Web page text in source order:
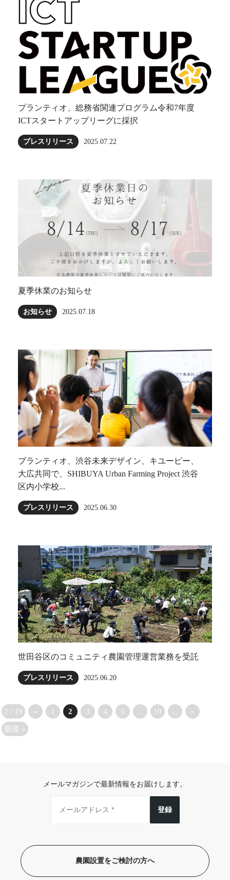
プランティオ、総務省関連プログラム令和7年度
ICTスタートアップリーグに採択
プレスリリース 2025.07.22
夏季休業のお知らせ
お知らせ 2025.07.18
プランティオ、渋谷未来デザイン、キユーピー、
大広共同で、SHIBUYA Urban Farming Project 渋谷
区内小学校...
プレスリリース 2025.06.30
世田谷区のコミュニティ農園管理運営業務を受託
プレスリリース 2025.06.20
2 / 19 « 1 2 3 4 5 ... 10 ... »
最後 »
メールマガジンで最新情報をお届けします。
登録
農園設置をご検討の方へ